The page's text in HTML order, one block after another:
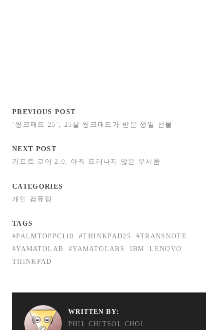
PREVIOUS POST
‘씽크패드 25’, 25살 씽크패드가 받은 생일 선물
NEXT POST
리프트 코어 2.0, 아직 드러나지 않은 무서움
CATEGORIES
개인 컴퓨팅
TAGS
#PALMTOPPC110
#THINKPAD25
#TRANSNOTE
#YAMATOLAB
#YAMATOLABS IBM
LENOVO
THINKPAD
WRITTEN BY:
PHIL CHITSOL CHOI